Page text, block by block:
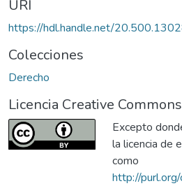
URI
https://hdl.handle.net/
Colecciones
Derecho
Licencia Creative Commons
Excepto
la licencia de
como
http://